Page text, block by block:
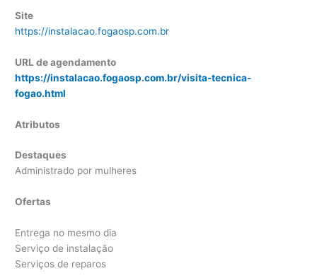
Site
https://instalacao.fogaosp.com.br
URL de agendamento
https://instalacao.fogaosp.com.br/visita-tecnica-
fogao.html
Atributos
Destaques
Administrado por mulheres
Ofertas
Entrega no mesmo dia
Serviço de instalação
Serviços de reparos